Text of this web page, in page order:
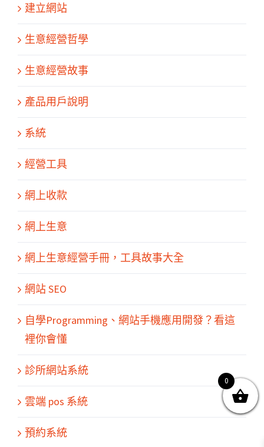
建立網站
生意經營哲學
生意經營故事
產品用戶說明
系統
經營工具
網上收款
網上生意
網上生意經營手冊，工具故事大全
網站 SEO
自學Programming、網站手機應用開發？看這
裡你會懂
診所網站系統
雲端 pos 系統
預約系統
關於我們
2026 | All Rights Reserved by MARS tree 火星樹資訊科技
0